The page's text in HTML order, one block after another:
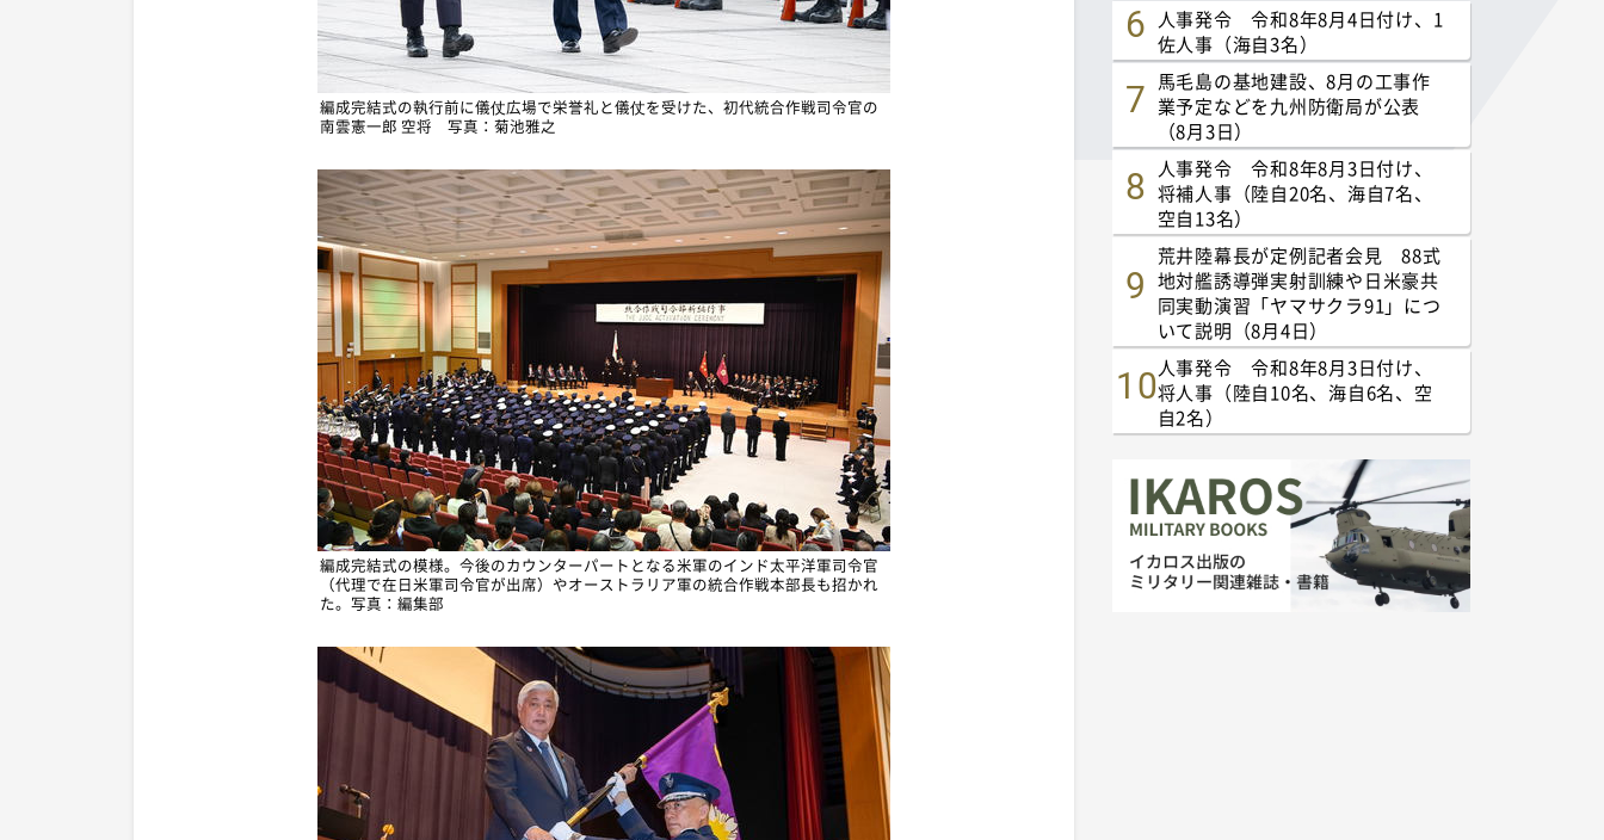
編成完結式の執行前に儀仗広場で栄誉礼と儀仗を受けた、初代統合作戦司令官の
南雲憲一郎 空将 写真：菊池雅之
編成完結式の模様。今後のカウンターパートとなる米軍のインド太平洋軍司令官
（代理で在日米軍司令官が出席）やオーストラリア軍の統合作戦本部長も招かれ
た。写真：編集部
人事発令 令和8年8月4日付け、1
佐人事（海自3名）
馬毛島の基地建設、8月の工事作
業予定などを九州防衛局が公表
（8月3日）
人事発令 令和8年8月3日付け、
将補人事（陸自20名、海自7名、
空自13名）
荒井陸幕長が定例記者会見 88式
地対艦誘導弾実射訓練や日米豪共
同実動演習「ヤマサクラ91」につ
いて説明（8月4日）
人事発令 令和8年8月3日付け、
将人事（陸自10名、海自6名、空
自2名）